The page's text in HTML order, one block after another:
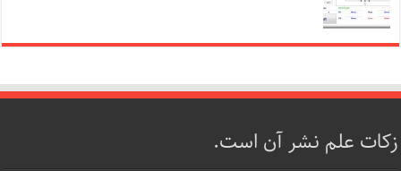
زکات علم نشر آن است.